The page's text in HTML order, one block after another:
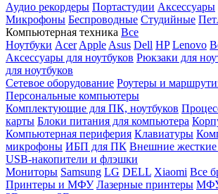
Аудио рекордеры Портастудии Аксессуары
Микрофоны Беспроводные Студийные
Компьютерная техника Все
Ноутбуки Acer Apple Asus Dell HP Lenovo
Аксессуары для ноутбуков Рюкзаки для
для ноутбуков
Сетевое оборудование Роутеры и
Персональные компьютеры
Комплектующие для ПК, ноутбуков
карты Блоки питания для компьютера
Компьютерная периферия Клавиатуры
микрофоны ИБП для ПК Внешние жесткие
USB-накопители и флэшки
Мониторы Samsung LG DELL Xiaomi Все
Принтеры и МФУ Лазерные принтеры